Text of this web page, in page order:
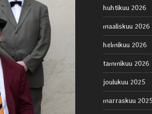
huhtikuu 2026
maaliskuu 2026
helmikuu 2026
tammikuu 2026
joulukuu 2025
marraskuu